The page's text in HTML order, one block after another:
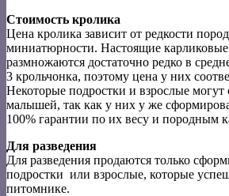
Стоимость кролика
Цена кролика зависит от редкости
миниатюрности. Настоящие
размножаются достаточно редко в
3 крольчонка, поэтому цена у них
Некоторые подростки и взрослые могут
малышей, так как у них у же
100% гарантии по их весу и породным
Для разведения
Для разведения продаются только
подростки или взрослые, которые
питомнике.